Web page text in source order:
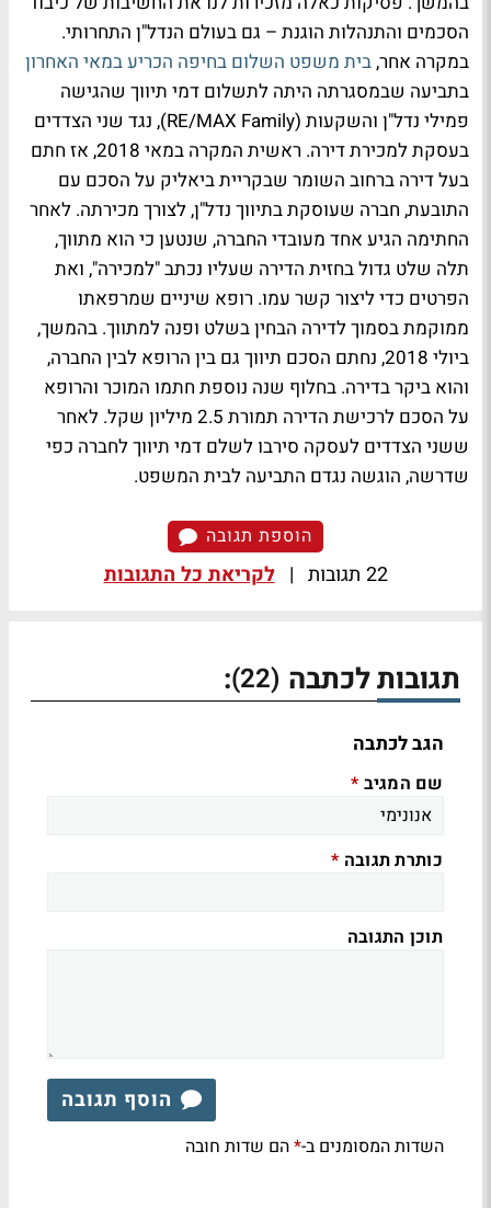
הסכמים והתנהלות הוגנת – גם בעולם הנדל"ן התחרותי.
במקרה אחר,בית משפט השלום בחיפה הכריע במאי האחרון
בתביעה שבמסגרתה היתה לתשלום דמי תיווך שהגישה
פמילי נדל"ן והשקעות (RE/MAX Family), נגד שני הצדדים
בעסקת למכירת דירה. ראשית המקרה במאי 2018, אז חתם
בעל דירה ברחוב השומר שבקריית ביאליק על הסכם עם
התובעת, חברה שעוסקת בתיווך נדל"ן, לצורך מכירתה. לאחר
החתימה הגיע אחד מעובדי החברה, שנטען כי הוא מתווך,
תלה שלט גדול בחזית הדירה שעליו נכתב "למכירה", ואת
הפרטים כדי ליצור קשר עמו. רופא שיניים שמרפאתו
ממוקמת בסמוך לדירה הבחין בשלט ופנה למתווך. בהמשך,
ביולי 2018, נחתם הסכם תיווך גם בין הרופא לבין החברה,
והוא ביקר בדירה. בחלוף שנה נוספת חתמו המוכר והרופא
על הסכם לרכישת הדירה תמורת 2.5 מיליון שקל. לאחר
ששני הצדדים לעסקה סירבו לשלם דמי תיווך לחברה כפי
שדרשה, הוגשה נגדם התביעה לבית המשפט.
הוספת תגובה
22 תגובות | לקריאת כל התגובות
תגובות לכתבה (22)
:
הגב לכתבה
שם המגיב *
כותרת תגובה *
תוכן התגובה
הוסף תגובה
השדות המסומנים ב-*הם שדות חובה